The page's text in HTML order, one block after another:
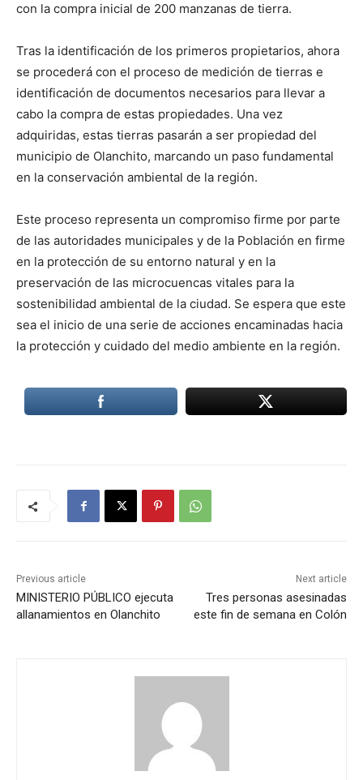
con la compra inicial de 200 manzanas de tierra.
Tras la identificación de los primeros propietarios, ahora
se procederá con el proceso de medición de tierras e
identificación de documentos necesarios para llevar a
cabo la compra de estas propiedades. Una vez
adquiridas, estas tierras pasarán a ser propiedad del
municipio de Olanchito, marcando un paso fundamental
en la conservación ambiental de la región.
Este proceso representa un compromiso firme por parte
de las autoridades municipales y de la Población en firme
en la protección de su entorno natural y en la
preservación de las microcuencas vitales para la
sostenibilidad ambiental de la ciudad. Se espera que este
sea el inicio de una serie de acciones encaminadas hacia
la protección y cuidado del medio ambiente en la región.
Previous article
MINISTERIO PÚBLICO ejecuta
allanamientos en Olanchito
Next article
Tres personas asesinadas
este fin de semana en Colón